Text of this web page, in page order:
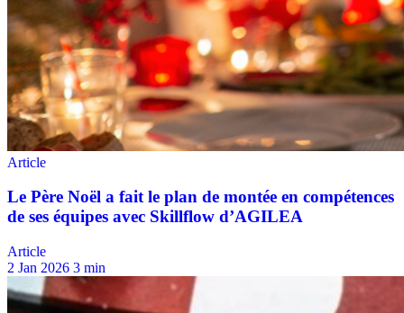
Article
2 Jan 2026 3 min